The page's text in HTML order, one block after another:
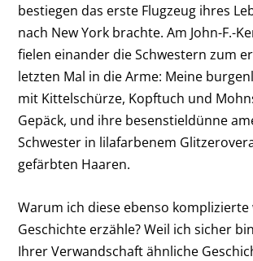
bestiegen das erste Flugzeug ihres
nach New York brachte. Am John-F.-
fielen einander die Schwestern zum
letzten Mal in die Arme: Meine
mit Kittelschürze, Kopftuch und
Gepäck, und ihre besenstieldünne
Schwester in lilafarbenem
gefärbten Haaren.
Warum ich diese ebenso komplizierte
Geschichte erzähle? Weil ich sicher
Ihrer Verwandschaft ähnliche